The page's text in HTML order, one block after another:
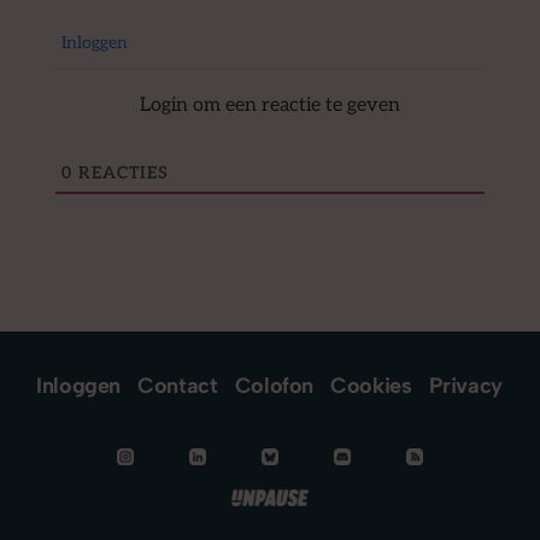
Inloggen
Login om een reactie te geven
0 REACTIES
Inloggen Contact Colofon Cookies Privacy